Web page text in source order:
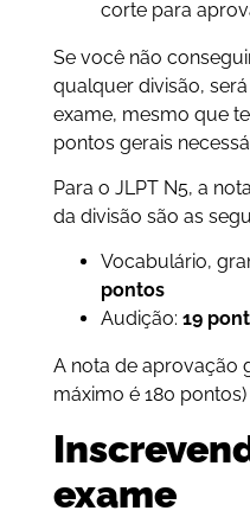
corte para
Se você não
qualquer divisão,
exame, mesmo que
pontos gerais
Para o JLPT N5, a
da divisão são as
Vocabulário,
pontos
Audição: 19
A nota de aprovação
máximo é 180 pontos)
exame